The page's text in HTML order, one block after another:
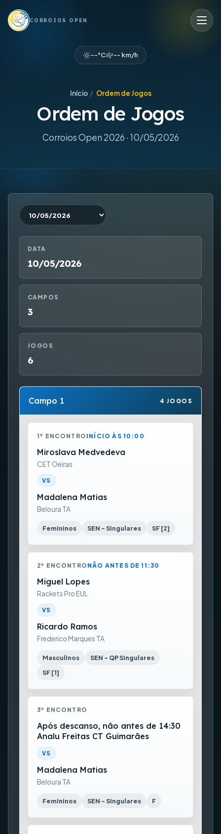
CORROIOS OPEN
--°C -- km/h
Início / Ordem de Jogos
Ordem de Jogos
Corroios Open 2026 · 10/05/2026
DATA
10/05/2026
CAMPOS
3
JOGOS
6
Campo 1 4 JOGOS
1º ENCONTRO INÍCIO ÀS 10:00
Miroslava Medvedeva
CET Oeiras
VS
Madalena Matias
Beloura TA
Femininos SEN - Singulares SF [2]
2º ENCONTRO NÃO ANTES DE 11:30
Miguel Lopes
Rackets Pro EUL
VS
Ricardo Ramos
Frederico Marques TA
Masculinos
SEN - QP Singulares
SF [1]
3º ENCONTRO
Após descanso, não antes de 14:30
Analu Freitas CT Guimarães
VS
Madalena Matias
Beloura TA
Femininos SEN - Singulares F